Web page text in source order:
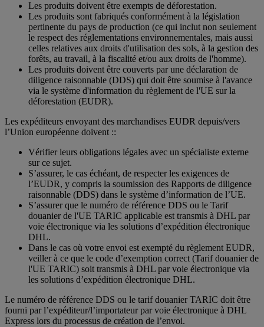
Les produits doivent être exempts de déforestation.
Les produits sont fabriqués conformément à la législation
pertinente du pays de production (ce qui inclut non seulement
le respect des réglementations environnementales, mais aussi
celles relatives aux droits d'utilisation des sols, à la gestion des
forêts, au travail, à la fiscalité et/ou aux droits de l'homme).
Les produits doivent être couverts par une déclaration de
diligence raisonnable (DDS) qui doit être soumise à l'avance
via le système d'information du règlement de l'UE sur la
déforestation (EUDR).
Les expéditeurs envoyant des marchandises EUDR depuis/vers
l’Union européenne doivent ::
Vérifier leurs obligations légales avec un spécialiste externe
sur ce sujet.
S’assurer, le cas échéant, de respecter les exigences de
l’EUDR, y compris la soumission des Rapports de diligence
raisonnable (DDS) dans le système d’information de l’UE.
S’assurer que le numéro de référence DDS ou le Tarif
douanier de l'UE TARIC applicable est transmis à DHL par
voie électronique via les solutions d’expédition électronique
DHL.
Dans le cas où votre envoi est exempté du règlement EUDR,
veiller à ce que le code d’exemption correct (Tarif douanier de
l'UE TARIC) soit transmis à DHL par voie électronique via
les solutions d’expédition électronique DHL.
Le numéro de référence DDS ou le tarif douanier TARIC doit être
fourni par l’expéditeur/l’importateur par voie électronique à DHL
Express lors du processus de création de l’envoi.